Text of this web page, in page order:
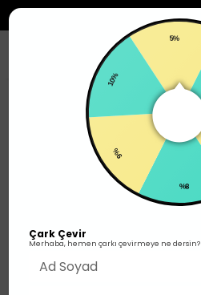
Üst Giyim T-shirt
Çark Çevir
Merhaba, hemen çarkı çevirmeye ne dersin?